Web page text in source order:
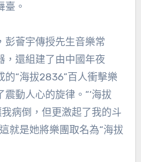
臺。
彭薈宇傳授先生音樂常
，還組建了由中國年夜
的“海拔2836”百人衝擊樂
動人心的旋律。“‘海拔
病倒，但更激起了我的斗
就是她將樂團取名為“海拔